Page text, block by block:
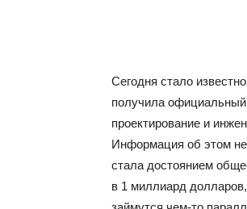
Сегодня стало
получила
проектирование и
Информация об этом
стала достоянием
в 1 миллиард